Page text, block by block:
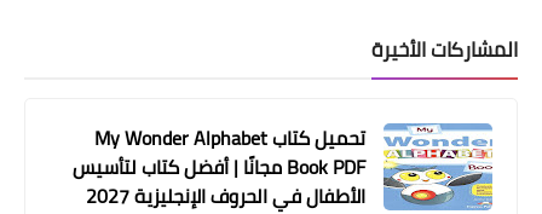
المشاركات الأخيرة
تحميل كتاب My Wonder Alphabet
Book PDF مجانًا | أفضل كتاب لتأسيس
الأطفال في الحروف الإنجليزية 2027